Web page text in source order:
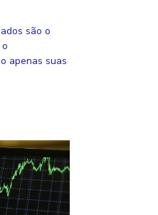
são o
apenas suas